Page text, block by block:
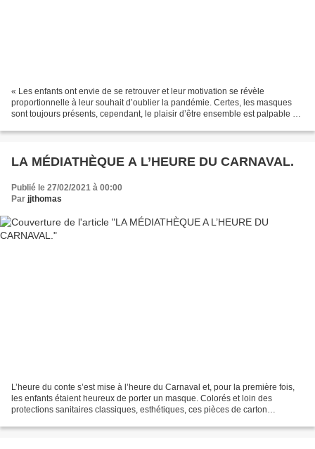
« Les enfants ont envie de se retrouver et leur motivation se révèle
proportionnelle à leur souhait d’oublier la pandémie. Certes, les masques
sont toujours présents, cependant, le plaisir d’être ensemble est palpable ».
LA MÉDIATHÈQUE A L’HEURE DU CARNAVAL.
Publié le 27/02/2021 à 00:00
Par jjthomas
L’heure du conte s’est mise à l’heure du Carnaval et, pour la première fois,
les enfants étaient heureux de porter un masque. Colorés et loin des
protections sanitaires classiques, esthétiques, ces pièces de carton